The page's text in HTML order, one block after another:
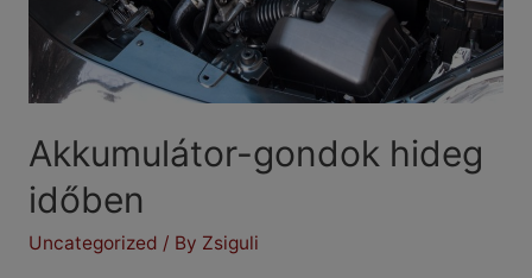
Akkumulátor-gondok hideg
időben
Uncategorized / By Zsiguli